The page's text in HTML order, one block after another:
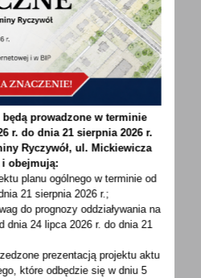
UDOSTĘPNIJ
NASTĘPNY
Zostaw nam swoją opinię
być najlepsi, a Twoje zdanie
w tym pomoże!
KOMENTARZ
będą prowadzone w terminie
r. do dnia 21 sierpnia 2026 r.
Ryczywół, ul. Mickiewicza
i obejmują:
planu ogólnego w terminie od
21 sierpnia 2026 r.;
do prognozy oddziaływania na
dnia 24 lipca 2026 r. do dnia 21
prezentacją projektu aktu
które odbędzie się w dniu 5